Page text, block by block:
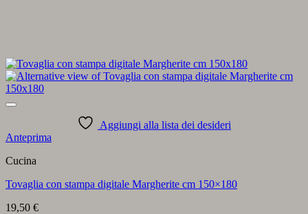
Aggiungi alla lista dei desideri
Anteprima
Cucina
Tovaglia con stampa digitale Margherite cm 150×180
19,50 €